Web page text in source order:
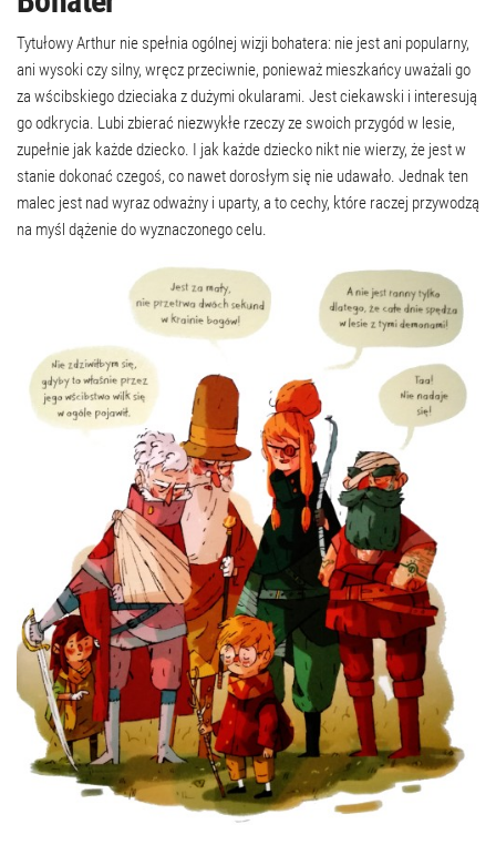
Tytułowy Arthur nie spełnia ogólnej wizji bohatera: nie jest ani popularny,
ani wysoki czy silny, wręcz przeciwnie, ponieważ mieszkańcy uważali go
za wścibskiego dzieciaka z dużymi okularami. Jest ciekawski i interesują
go odkrycia. Lubi zbierać niezwykłe rzeczy ze swoich przygód w lesie,
zupełnie jak każde dziecko. I jak każde dziecko nikt nie wierzy, że jest w
stanie dokonać czegoś, co nawet dorosłym się nie udawało. Jednak ten
malec jest nad wyraz odważny i uparty, a to cechy, które raczej przywodzą
na myśl dążenie do wyznaczonego celu.